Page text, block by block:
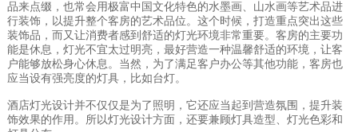
品来点缀，也常会用极富中国文化特色的水墨画、山水画等艺术品进
行装饰，以提升整个客房的艺术品位。这个时候，打造重点突出这些
装饰品，而又让消费者感到舒适的灯光环境非常重要。客房的主要功
能是休息，灯光不宜太过明亮，最好营造一种温馨舒适的环境，让客
户能够放松身心休息。当然，为了满足客户办公等其他功能，客房也
应当设有强亮度的灯具，比如台灯。
酒店灯光设计并不仅仅是为了照明，它还应当起到营造氛围，提升装
饰效果的作用。所以灯光设计方面，还要兼顾灯具造型、灯光色彩和